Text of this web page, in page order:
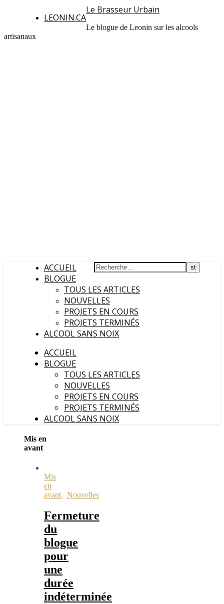
LEONIN.CA
Le Brasseur Urbain
Le blogue de Leonin sur les alcools
artisanaux
ACCUEIL
BLOGUE
TOUS LES ARTICLES
NOUVELLES
PROJETS EN COURS
PROJETS TERMINÉS
ALCOOL SANS NOIX
ACCUEIL
BLOGUE
TOUS LES ARTICLES
NOUVELLES
PROJETS EN COURS
PROJETS TERMINÉS
ALCOOL SANS NOIX
Mis en
avant
Mis
en
avant, Nouvelles
Fermeture
du
blogue
pour
une
durée
indéterminée